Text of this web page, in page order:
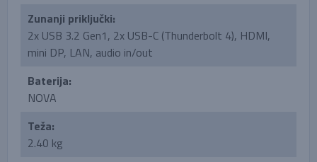
Zunanji priključki:
2x USB 3.2 Gen1, 2x USB-C (Thunderbolt 4), HDMI,
mini DP, LAN, audio in/out
Baterija:
NOVA
Teža:
2.40 kg